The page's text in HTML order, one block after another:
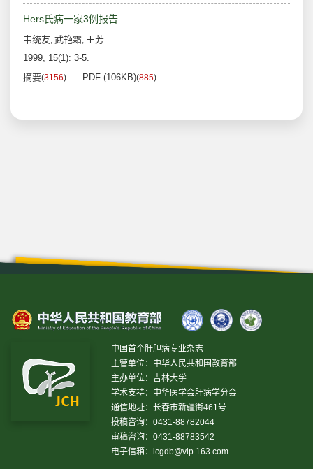
Hers氏病一家3例报告
韦统友, 武艳霜, 王芳
1999, 15(1): 3-5.
摘要(3156) PDF (106KB)(885)
中国首个肝胆病专业杂志
主管单位：中华人民共和国教育部
主办单位：吉林大学
学术支持：中华医学会肝病学分会
通信地址：长春市新疆街461号
投稿咨询：0431-88782044
审稿咨询：0431-88783542
电子信箱：
lcgdb@vip.163.com